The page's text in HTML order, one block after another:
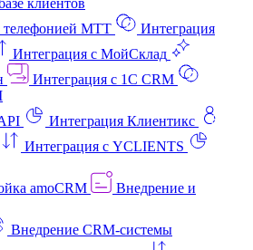
клиентов
телефонией МТТ
Интеграция
Интеграция с МойСклад
Интеграция с 1C CRM
Интеграция Клиентикс
Интеграция с YCLIENTS
amoCRM
Внедрение и
Внедрение CRM-системы